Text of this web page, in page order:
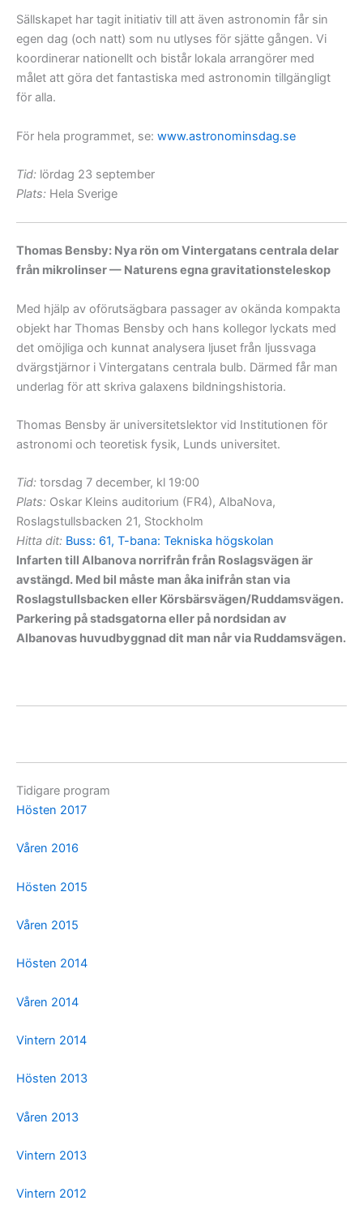
Sällskapet har tagit initiativ till att även astronomin får sin
egen dag (och natt) som nu utlyses för sjätte gången. Vi
koordinerar nationellt och bistår lokala arrangörer med
målet att göra det fantastiska med astronomin tillgängligt
för alla.
För hela programmet, se: www.astronominsdag.se
Tid: lördag 23 september
Plats: Hela Sverige
Thomas Bensby: Nya rön om Vintergatans centrala delar
från mikrolinser — Naturens egna gravitationsteleskop
Med hjälp av oförutsägbara passager av okända kompakta
objekt har Thomas Bensby och hans kollegor lyckats med
det omöjliga och kunnat analysera ljuset från ljussvaga
dvärgstjärnor i Vintergatans centrala bulb. Därmed får man
underlag för att skriva galaxens bildningshistoria.
Thomas Bensby är universitetslektor vid Institutionen för
astronomi och teoretisk fysik, Lunds universitet.
Tid: torsdag 7 december, kl 19:00
Plats: Oskar Kleins auditorium (FR4), AlbaNova,
Roslagstullsbacken 21, Stockholm
Hitta dit: Buss: 61, T-bana: Tekniska högskolan
Infarten till Albanova norrifrån från Roslagsvägen är
avstängd. Med bil måste man åka inifrån stan via
Roslagstullsbacken eller Körsbärsvägen/Ruddamsvägen.
Parkering på stadsgatorna eller på nordsidan av
Albanovas huvudbyggnad dit man når via Ruddamsvägen.
Tidigare program
Hösten 2017
Våren 2016
Hösten 2015
Våren 2015
Hösten 2014
Våren 2014
Vintern 2014
Hösten 2013
Våren 2013
Vintern 2013
Vintern 2012